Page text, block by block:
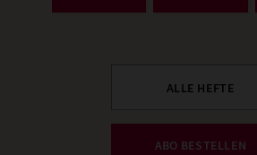
ALLE HEFTE
ABO BESTELLEN